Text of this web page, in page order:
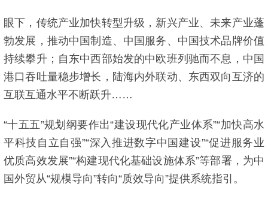
眼下，传统产业加快转型升级，新兴产业、未来产业蓬
勃发展，推动中国制造、中国服务、中国技术品牌价值
持续攀升；自东中西部始发的中欧班列驰而不息，中国
港口吞吐量稳步增长，陆海内外联动、东西双向互济的
互联互通水平不断跃升……
“十五五”规划纲要作出“建设现代化产业体系”“加快高水
平科技自立自强”“深入推进数字中国建设”“促进服务业
优质高效发展”“构建现代化基础设施体系”等部署，为中
国外贸从“规模导向”转向“质效导向”提供系统指引。